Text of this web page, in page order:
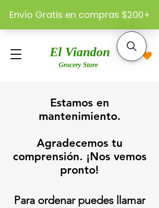
Grocery Store
El Viandon
Estamos en
mantenimiento.
Agradecemos tu
comprensión. ¡Nos vemos
pronto!
Para ordenar puedes llamar